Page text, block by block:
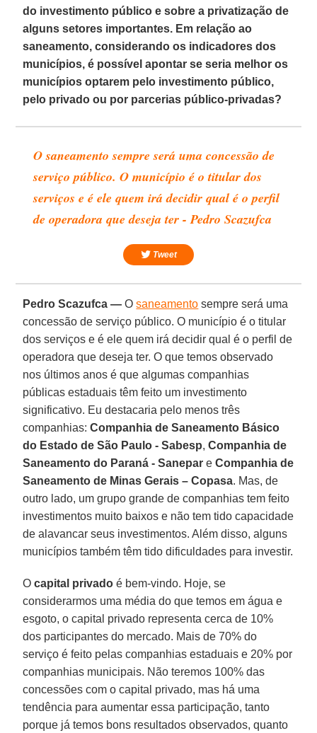
do investimento público e sobre a privatização de
alguns setores importantes. Em relação ao
saneamento, considerando os indicadores dos
municípios, é possível apontar se seria melhor os
municípios optarem pelo investimento público,
pelo privado ou por parcerias público-privadas?
O saneamento sempre será uma concessão de
serviço público. O município é o titular dos
serviços e é ele quem irá decidir qual é o perfil
de operadora que deseja ter - Pedro Scazufca
Tweet
Pedro Scazufca — Osaneamento sempre será uma
concessão de serviço público. O município é o titular
dos serviços e é ele quem irá decidir qual é o perfil de
operadora que deseja ter. O que temos observado
nos últimos anos é que algumas companhias
públicas estaduais têm feito um investimento
significativo. Eu destacaria pelo menos três
companhias:Companhia de Saneamento Básico
do Estado de São Paulo - Sabesp,Companhia de
Saneamento do Paraná - Sanepar eCompanhia de
Saneamento de Minas Gerais – Copasa. Mas, de
outro lado, um grupo grande de companhias tem feito
investimentos muito baixos e não tem tido capacidade
de alavancar seus investimentos. Além disso, alguns
municípios também têm tido dificuldades para investir.
Ocapital privado é bem-vindo. Hoje, se
considerarmos uma média do que temos em água e
esgoto, o capital privado representa cerca de 10%
dos participantes do mercado. Mais de 70% do
serviço é feito pelas companhias estaduais e 20% por
companhias municipais. Não teremos 100% das
concessões com o capital privado, mas há uma
tendência para aumentar essa participação, tanto
porque já temos bons resultados observados, quanto